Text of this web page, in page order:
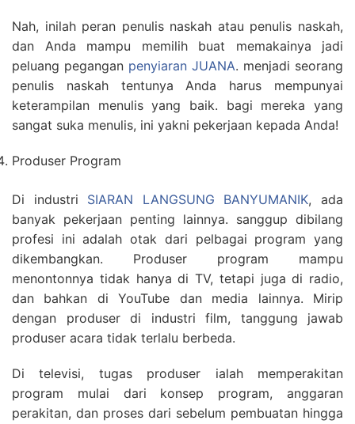
Nah, inilah peran penulis naskah atau penulis naskah,
dan Anda mampu memilih buat memakainya jadi
peluang pegangan penyiaran JUANA. menjadi seorang
penulis naskah tentunya Anda harus mempunyai
keterampilan menulis yang baik. bagi mereka yang
sangat suka menulis, ini yakni pekerjaan kepada Anda!
Produser Program
Di industri SIARAN LANGSUNG BANYUMANIK, ada
banyak pekerjaan penting lainnya. sanggup dibilang
profesi ini adalah otak dari pelbagai program yang
dikembangkan. Produser program mampu
menontonnya tidak hanya di TV, tetapi juga di radio,
dan bahkan di YouTube dan media lainnya. Mirip
dengan produser di industri film, tanggung jawab
produser acara tidak terlalu berbeda.
Di televisi, tugas produser ialah memperakitan
program mulai dari konsep program, anggaran
perakitan, dan proses dari sebelum pembuatan hingga